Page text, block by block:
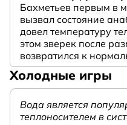
Бахметьев первым в
вызвал состояние
довел температуру
этом зверек после
возвратился к
Холодные игры
Вода является
теплоносителем в